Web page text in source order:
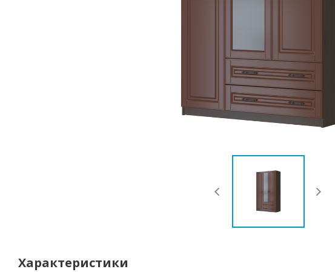
Характеристики